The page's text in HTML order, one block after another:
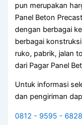
pun merupakan
Panel Beton
dengan berbagai
berbagai
ruko, pabrik, jalan
dari Pagar Panel
Untuk informasi
dan pengiriman
0812 - 9595 - 6828